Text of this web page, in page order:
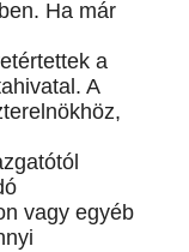
Ha már
a
A
vagy egyéb